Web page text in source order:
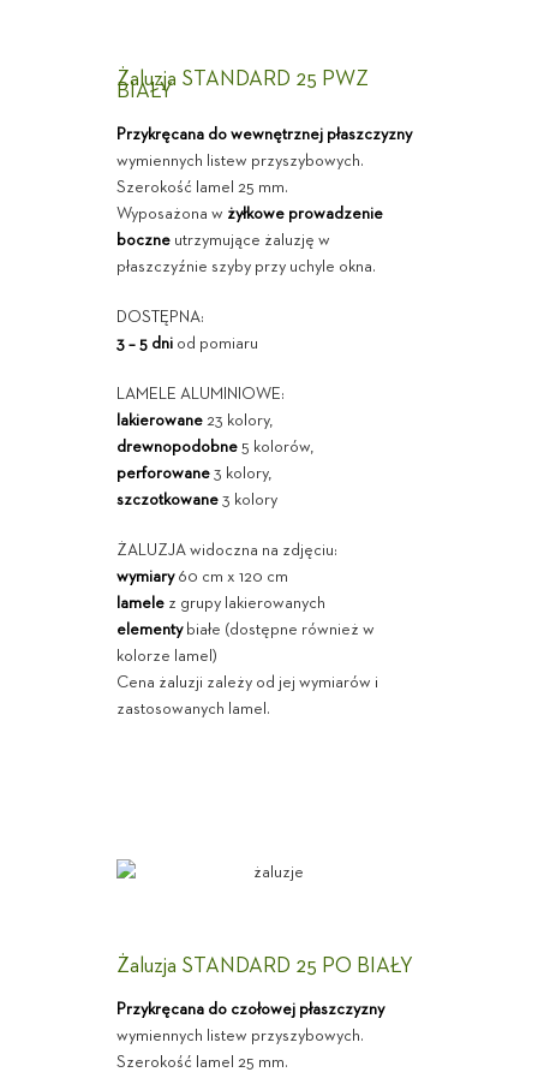
Żaluzja STANDARD 25 PWZ
BIAŁY
Przykręcana do wewnętrznej płaszczyzny
wymiennych listew przyszybowych.
Szerokość lamel 25 mm.
Wyposażona w żyłkowe prowadzenie
boczneutrzymujące żaluzję w
płaszczyźnie szyby przy uchyle okna.
DOSTĘPNA:
3 – 5 dniod pomiaru
LAMELE ALUMINIOWE:
lakierowane23 kolory,
drewnopodobne5 kolorów,
perforowane3 kolory,
szczotkowane3 kolory
ŻALUZJA widoczna na zdjęciu:
wymiary60 cm x 120 cm
lamelez grupy lakierowanych
elementybiałe (dostępne również w
kolorze lamel)
Cena żaluzji zależy od jej wymiarów i
zastosowanych lamel.
Żaluzja STANDARD 25 PO BIAŁY
Przykręcana do czołowej płaszczyzny
wymiennych listew przyszybowych.
Szerokość lamel 25 mm.